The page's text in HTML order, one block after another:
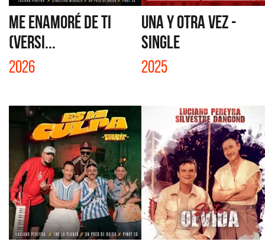
ME ENAMORÉ DE TI
(VERSI...
2026
UNA Y OTRA VEZ -
SINGLE
2025